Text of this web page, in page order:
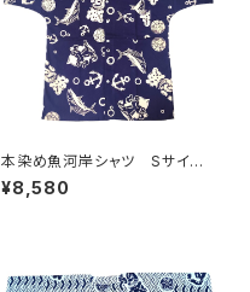
本染め魚河岸シャツ Sサイ
ズ 認定証付き 木綿晒 やい
ちゃん 海ものがたり 紺×
シャツ 焼津 浜通り 港町
¥8,580